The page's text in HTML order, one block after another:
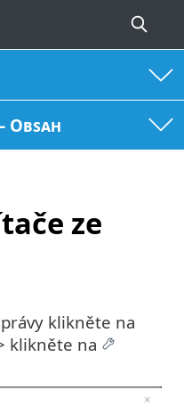
Obsah
ze
klikněte na
klikněte na